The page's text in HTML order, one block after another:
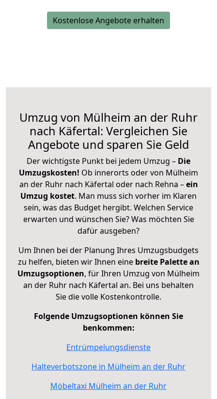
Kostenlose Angebote erhalten
Umzug von Mülheim an der Ruhr
nach Käfertal: Vergleichen Sie
Angebote und sparen Sie Geld
Der wichtigste Punkt bei jedem Umzug – Die
Umzugskosten! Ob innerorts oder von Mülheim
an der Ruhr nach Käfertal oder nach Rehna –ein
Umzug kostet. Man muss sich vorher im Klaren
sein, was das Budget hergibt. Welchen Service
erwarten und wünschen Sie? Was möchten Sie
dafür ausgeben?
Um Ihnen bei der Planung Ihres Umzugsbudgets
zu helfen, bieten wir Ihnen eine breite Palette an
Umzugsoptionen, für Ihren Umzug von Mülheim
an der Ruhr nach Käfertal an. Bei uns behalten
Sie die volle Kostenkontrolle.
Folgende Umzugsoptionen können Sie
benkommen:
Entrümpelungsdienste
Halteverbotszone in Mülheim an der Ruhr
Möbeltaxi Mülheim an der Ruhr